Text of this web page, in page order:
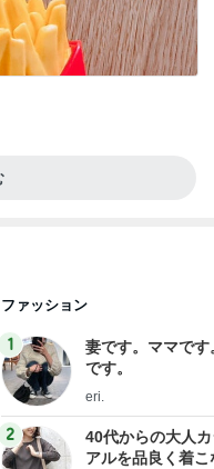
ファッション
1
妻です。ママです
です。
eri.
2
40代からの大人
アルを品良く着こ